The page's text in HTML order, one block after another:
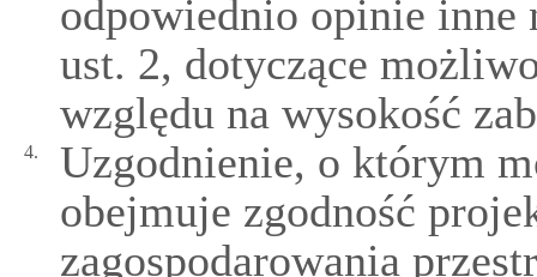
odpowiednio opinie
ust. 2, dotyczące
względu na wysokość
4.
Uzgodnienie, o którym
obejmuje zgodność
zagospodarowania